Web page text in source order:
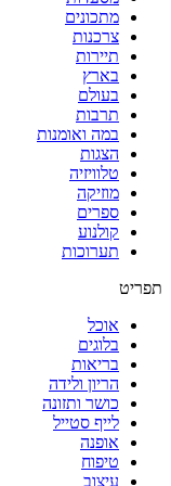
מתכונים
צרכנות
תיירות
בארץ
בעולם
תרבות
במה ואומנות
הצגות
טלוויזיה
מוזיקה
ספרים
קולנוע
תערוכות
תפריט
אוכל
בלוגים
בריאות
הריון ולידה
כושר ותזונה
לייף סטייל
אופנה
טיפוח
עיצוב